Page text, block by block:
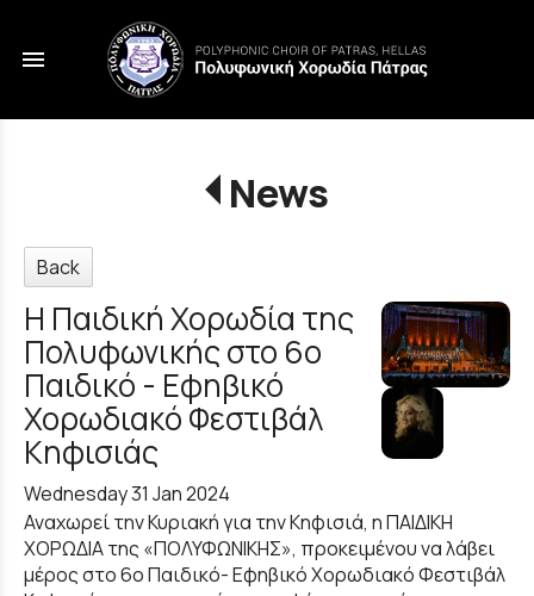
menu
News
Back
Η Παιδική Χορωδία της
Πολυφωνικής στο 6ο
Παιδικό - Εφηβικό
Χορωδιακό Φεστιβάλ
Κηφισιάς
Wednesday 31 Jan 2024
Αναχωρεί την Κυριακή για την Κηφισιά, η ΠΑΙΔΙΚΗ
ΧΟΡΩΔΙΑ της «ΠΟΛΥΦΩΝΙΚΗΣ», προκειμένου να λάβει
μέρος στο 6ο Παιδικό- Εφηβικό Χορωδιακό Φεστιβάλ